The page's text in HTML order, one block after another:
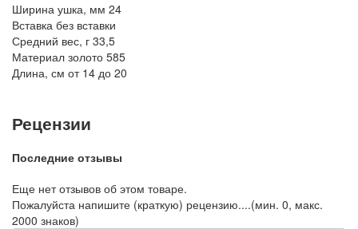
Ширина ушка, мм 24
Вставка без вставки
Средний вес, г 33,5
Материал золото 585
Длина, см от 14 до 20
Рецензии
Последние отзывы
Еще нет отзывов об этом товаре.
Пожалуйста напишите (краткую) рецензию....(мин. 0, макс.
2000 знаков)